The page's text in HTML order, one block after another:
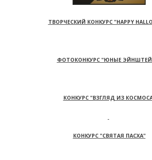
ТВОРЧЕСКИЙ КОНКУРС "HAPPY
ФОТОКОНКУРС "ЮНЫЕ
КОНКУРС "ВЗГЛЯД ИЗ
КОНКУРС "СВЯТАЯ ПАСХА"